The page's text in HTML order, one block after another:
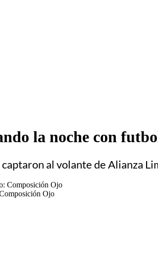
la noche con
al volante de Alianza
Ojo